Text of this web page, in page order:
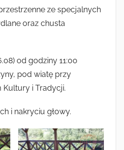
a
d
n
ze specjalnych
oraz chusta
od godziny 11:00
pod wiatę przy
Kultury i Tradycji.
i nakryciu głowy.